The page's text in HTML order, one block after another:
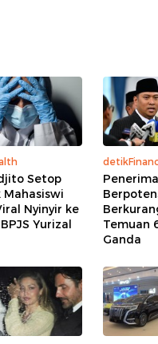
Setop
Nyinyir ke
Yurizal
Temuan
Ganda